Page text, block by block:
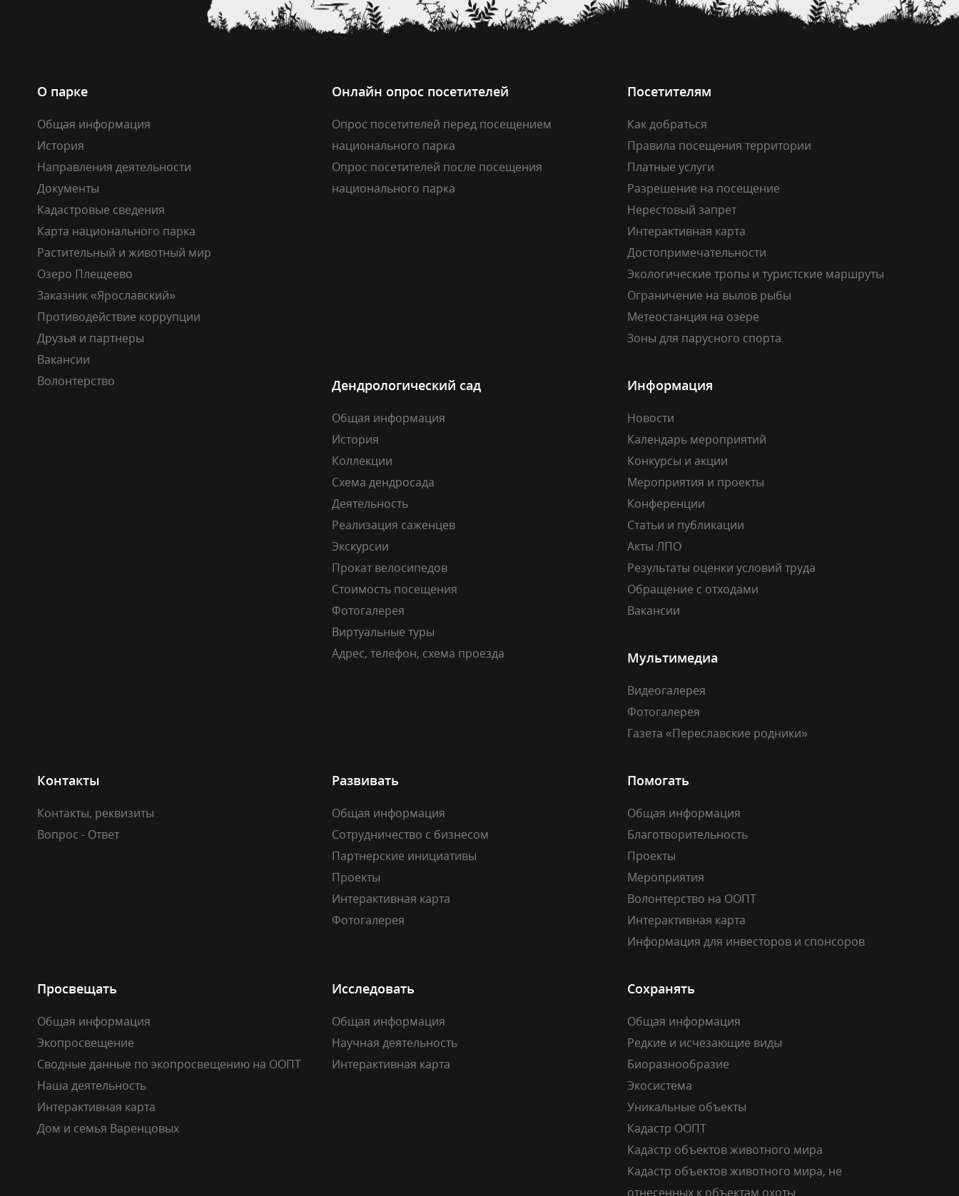
О парке
Общая информация
История
Направления деятельности
Документы
Кадастровые сведения
Карта национального парка
Растительный и животный мир
Озеро Плещеево
Заказник «Ярославский»
Противодействие коррупции
Друзья и партнеры
Вакансии
Волонтерство
Онлайн опрос посетителей
Опрос посетителей перед посещением
национального парка
Опрос посетителей после посещения
национального парка
Посетителям
Как добраться
Правила посещения территории
Платные услуги
Разрешение на посещение
Нерестовый запрет
Интерактивная карта
Достопримечательности
Экологические тропы и туристские маршруты
Ограничение на вылов рыбы
Метеостанция на озере
Зоны для парусного спорта
Дендрологический сад
Общая информация
История
Коллекции
Схема дендросада
Деятельность
Реализация саженцев
Экскурсии
Прокат велосипедов
Стоимость посещения
Фотогалерея
Виртуальные туры
Адрес, телефон, схема проезда
Информация
Новости
Календарь мероприятий
Конкурсы и акции
Мероприятия и проекты
Конференции
Статьи и публикации
Акты ЛПО
Результаты оценки условий труда
Обращение с отходами
Вакансии
Мультимедиа
Видеогалерея
Фотогалерея
Газета «Переславские родники»
Контакты
Контакты, реквизиты
Вопрос - Ответ
Развивать
Общая информация
Сотрудничество с бизнесом
Партнерские инициативы
Проекты
Интерактивная карта
Фотогалерея
Помогать
Общая информация
Благотворительность
Проекты
Мероприятия
Волонтерство на ООПТ
Интерактивная карта
Информация для инвесторов и спонсоров
Просвещать
Общая информация
Экопросвещение
Сводные данные по экопросвещению на ООПТ
Наша деятельность
Интерактивная карта
Дом и семья Варенцовых
Исследовать
Общая информация
Научная деятельность
Интерактивная карта
Сохранять
Общая информация
Редкие и исчезающие виды
Биоразнообразие
Экосистема
Уникальные объекты
Кадастр ООПТ
Кадастр объектов животного мира
Кадастр объектов животного мира, не
отнесенных к объектам охоты